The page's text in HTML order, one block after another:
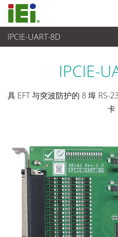
IPCIE-UART-8D
工业主板 > 附加卡
IPCIE-
具 EFT 与突波防护的 8 埠 RS-
卡